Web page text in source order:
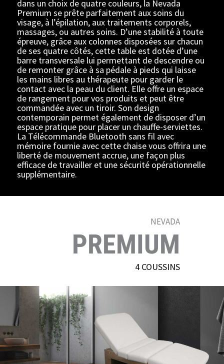
dans un choix de quatre couleurs, la Nevada
Premium se prête parfaitement aux soins du
visage, à l’épilation, aux traitements corporels,
massages, ou autres soins. D’une stabilité à toute
épreuve, grâce aux colonnes disposées sur chacun
de ses quatre côtés, cette table est dotée d’une
barre transversale lui permettant de descendre ou
de remonter grâce à sa pédale à pieds qui laisse
les mains libres au thérapeute pour garder le
contact avec la peau du client. Elle offre un espace
de rangement pour vos produits et peut être
commandée avec un tiroir. Son design
contemporain permet également de disposer d’un
espace pratique pour placer un chauffe-serviettes.
La Télécommande Bluetooth sans fil avec
mémoire fournie avec cette chaise vous offrira une
liberté de mouvement accrue, une façon plus
efficace de travailler et une sécurité opérationnelle
supplémentaire.
NEVADA
PREMIUM
4 COUSSINS